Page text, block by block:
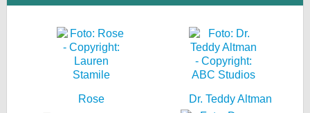
Rose Dr. Teddy Altman